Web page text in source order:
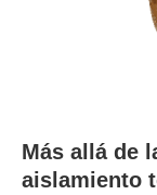
Más allá de
aislamiento